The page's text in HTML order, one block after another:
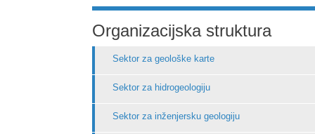
Organizacijska struktura
Sektor za geološke karte
Sektor za hidrogeologiju
Sektor za inženjersku geologiju